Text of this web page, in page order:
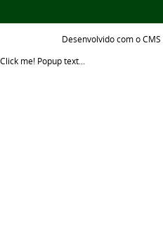
Desenvolvido com o
Click me! Popup text...